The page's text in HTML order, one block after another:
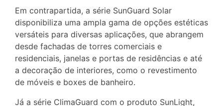
Em contrapartida, a série SunGuard Solar
disponibiliza uma ampla gama de opções estéticas
versáteis para diversas aplicações, que abrangem
desde fachadas de torres comerciais e
residenciais, janelas e portas de residências e até
a decoração de interiores, como o revestimento
de móveis e boxes de banheiro.
Já a série ClimaGuard com o produto SunLight,